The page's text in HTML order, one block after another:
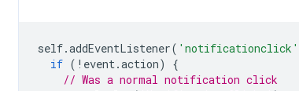
self.addEventListener( 'notificationclick'
if ( ! event.action)
{
// Was a normal notification click